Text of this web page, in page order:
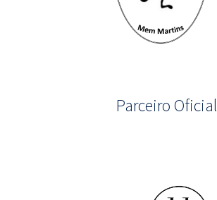
Parceiro Oficial